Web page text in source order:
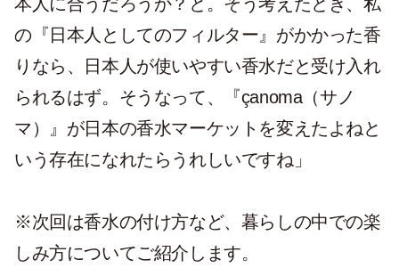
の『日本人としてのフィルター』がかかった香
りなら、日本人が使いやすい香水だと受け入れ
られるはず。そうなって、『çanoma（サノ
マ）』が日本の香水マーケットを変えたよねと
いう存在になれたらうれしいですね」
※次回は香水の付け方など、暮らしの中での楽
しみ方についてご紹介します。